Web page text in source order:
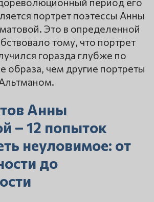
портрет поэтессы Анны
Это в определенной
тому, что портрет
горазда глубже по
образа, чем другие портреты
Анны
– 12 попыток
неуловимое: от
до